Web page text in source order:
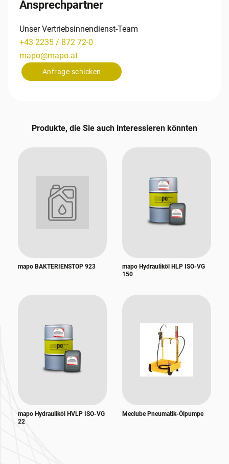
Ansprechpartner
Unser Vertriebsinnendienst-Team
+43 2235 / 872 72-0
mapo@mapo.at
Anfrage schicken
Produkte, die Sie auch interessieren könnten
mapo BAKTERIENSTOP 923
mapo Hydrauliköl HLP ISO-VG
150
mapo Hydrauliköl HVLP ISO-VG
22
Meclube Pneumatik-Ölpumpe